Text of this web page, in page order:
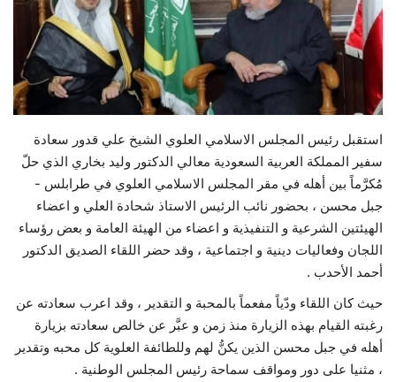
حياة
استقبل رئيس المجلس الاسلامي العلوي الشيخ علي قدور سعادة
سفير المملكة العربية السعودية معالي الدكتور وليد بخاري الذي حلّ
مُكرَّماً بين أهله في مقر المجلس الاسلامي العلوي في طرابلس -
جبل محسن ، بحضور نائب الرئيس الاستاذ شحادة العلي و اعضاء
الهيئتين الشرعية و التنفيذية و اعضاء من الهيئة العامة و بعض رؤساء
اللجان وفعاليات دينية و اجتماعية ، وقد حضر اللقاء الصديق الدكتور
أحمد الأحدب .
حيث كان اللقاء ودّياً مفعماً بالمحبة و التقدير ، وقد اعرب سعادته عن
رغبته القيام بهذه الزيارة منذ زمن و عبَّر عن خالص سعادته بزيارة
أهله في جبل محسن الذين يكنُّ لهم وللطائفة العلوية كل محبه وتقدير
، مثنيا على دور ومواقف سماحة رئيس المجلس الوطنية .